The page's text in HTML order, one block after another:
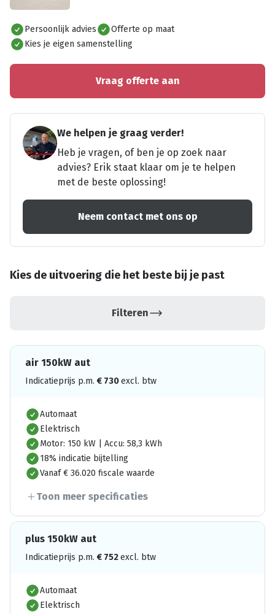
Alles bekijken
Persoonlijk advies
Offerte op maat
Kies je eigen samenstelling
Vraag offerte aan
We helpen je graag verder!
Heb je vragen, of ben je op zoek naar
advies? Erik staat klaar om je te helpen
met de beste oplossing!
Neem contact met ons op
Kies de uitvoering die het beste bij je past
Filteren
air 150kW aut
Indicatieprijs p.m. € 730excl. btw
Automaat
Elektrisch
Motor: 150 kW | Accu: 58,3 kWh
18% indicatie bijtelling
Vanaf € 36.020 fiscale waarde
Toon meer specificaties
plus 150kW aut
Indicatieprijs p.m. € 752excl. btw
Automaat
Elektrisch